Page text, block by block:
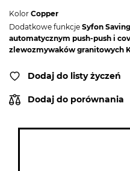
Kolor Copper
Dodatkowe funkcje Syfon
automatycznym push-push i
zlewozmywaków granitowych
Dodaj do listy życzeń
Dodaj do porównania